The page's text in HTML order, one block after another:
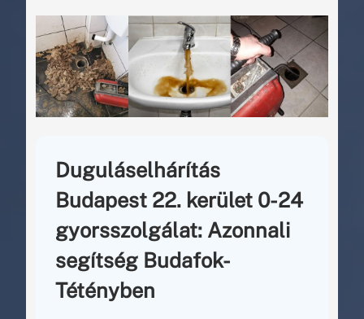
Duguláselhárítás
Budapest 22. kerület 0-24
gyorsszolgálat: Azonnali
segítség Budafok-
Tétényben